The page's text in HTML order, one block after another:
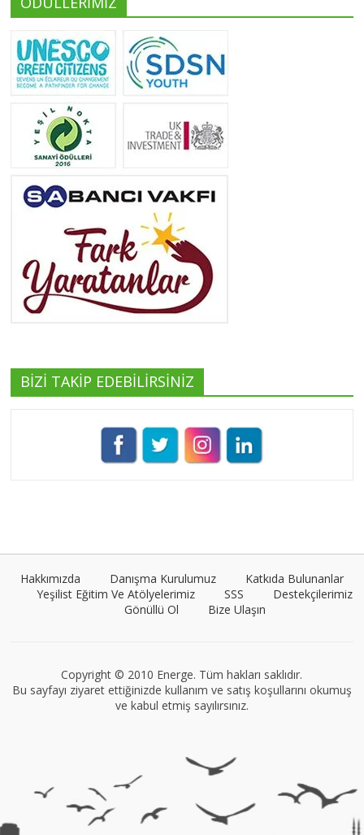
Yeliz Yılmaz
Tüm yazıları görüntüle
Yeşilist
Tüm yazıları görüntüle
Tüm yazıları görüntüle
BİZİ TAKİP EDEBİLİRSİNİZ
Hakkımızda Danışma Kurulumuz
Katkıda Bulunanlar
Yeşilist Eğitim Ve Atölyelerimiz
SSS
Destekçilerimiz
Gönüllü Ol
Bize Ulaşın
Copyright © 2010 Energe. Tüm hakları saklıdır.
Bu sayfayı ziyaret ettiğinizde kullanım ve satış koşullarını okumuş
ve kabul etmiş sayılırsınız.